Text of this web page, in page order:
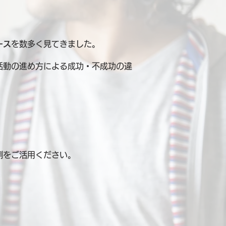
スを数多く見てきました。
の進め方による成功・不成功の違
をご活用ください。